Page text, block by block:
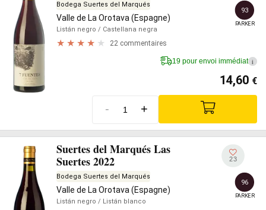
Bodega Suertes del Marqués
Valle de La Orotava (Espagne)
Listán negro / Castellana negra
22 commentaires
93
PARKER
19 pour envoi immédiat i
14,60 €
- +
Suertes del Marqués Las
Suertes 2022
Bodega Suertes del Marqués
Valle de La Orotava (Espagne)
Listán negro / Listán blanco
23
96
PARKER